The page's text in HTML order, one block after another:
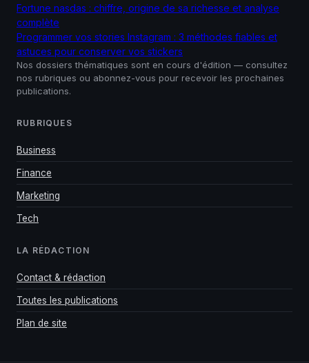
Fortune nasdas : chiffre, origine de sa richesse et analyse
complète
Programmer vos stories Instagram : 3 méthodes fiables et
astuces pour conserver vos stickers
Nos dossiers thématiques sont en cours d'édition — consultez
nos rubriques ou abonnez-vous pour recevoir les prochaines
publications.
RUBRIQUES
Business
Finance
Marketing
Tech
LA RÉDACTION
Contact & rédaction
Toutes les publications
Plan de site